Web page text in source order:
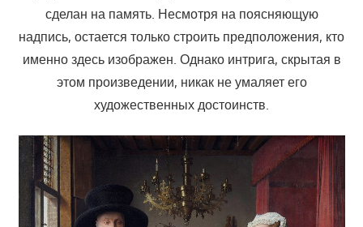
сделан на память. Несмотря на поясняющую
надпись, остается только строить предположения, кто
именно здесь изображен. Однако интрига, скрытая в
этом произведении, никак не умаляет его
художественных достоинств.